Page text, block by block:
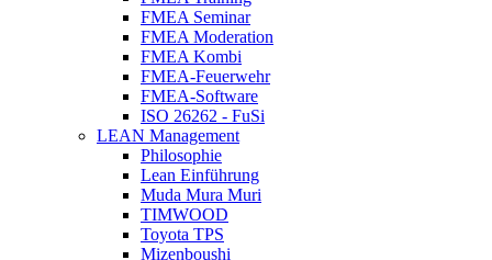
FMEA Seminar
FMEA Moderation
FMEA Kombi
FMEA-Feuerwehr
FMEA-Software
ISO 26262 - FuSi
LEAN Management
Philosophie
Lean Einführung
Muda Mura Muri
TIMWOOD
Toyota TPS
Mizenboushi